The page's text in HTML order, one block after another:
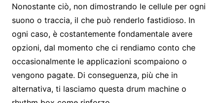
Nonostante ciò, non dimostrando le cellule per ogni
suono o traccia, il che può renderlo fastidioso. In
ogni caso, è costantemente fondamentale avere
opzioni, dal momento che ci rendiamo conto che
occasionalmente le applicazioni scompaiono o
vengono pagate. Di conseguenza, più che in
alternativa, ti lasciamo questa drum machine o